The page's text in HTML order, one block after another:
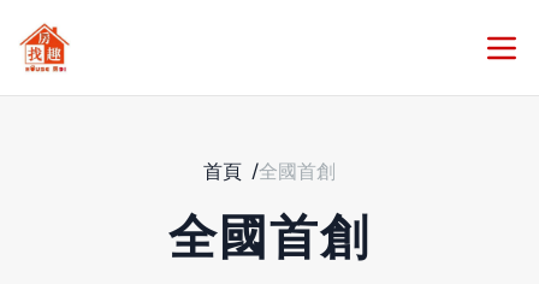
首頁 /全國首創
全國首創